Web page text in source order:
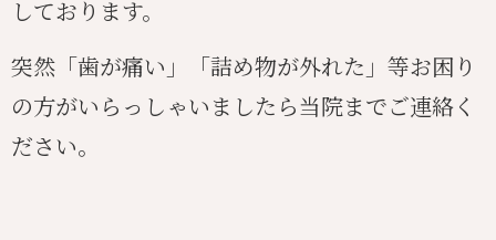
しております。
突然「歯が痛い」「詰め物が外れた」等お困り
の方がいらっしゃいましたら当院までご連絡く
ださい。